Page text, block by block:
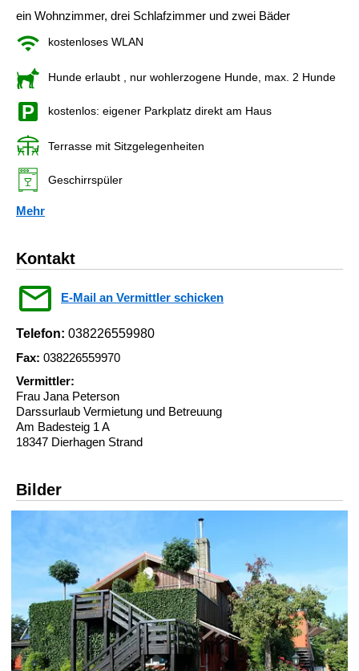
ein Wohnzimmer, drei Schlafzimmer und zwei Bäder
kostenloses WLAN
Hunde erlaubt , nur wohlerzogene Hunde, max. 2 Hunde
kostenlos: eigener Parkplatz direkt am Haus
Terrasse mit Sitzgelegenheiten
Geschirrspüler
Mehr
Kontakt
E-Mail an Vermittler schicken
Telefon: 038226559980
Fax: 038226559970
Vermittler:
Frau Jana Peterson
Darssurlaub Vermietung und Betreuung
Am Badesteig 1 A
18347 Dierhagen Strand
Bilder